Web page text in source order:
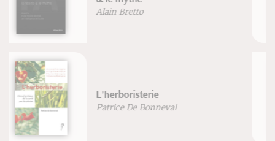
Eric Marlien
Ostéopathie non structurelle
Jean Marchandise
Anne-Paule Marchandise